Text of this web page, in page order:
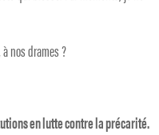
nos drames ?
en lutte contre la précarité.